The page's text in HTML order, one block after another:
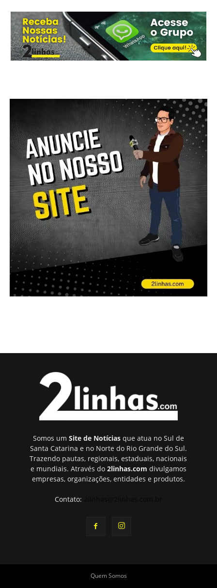
Somos um Site de Notíciasque atua no Sul de
Santa Catarina e no Norte do Rio Grande do Sul.
Trazendo pautas, regionais, estaduais, nacionais
e mundiais. Através do 2linhas.com divulgamos
empresas, organizações, entidades e produtos.
Contato:
Quem Somos